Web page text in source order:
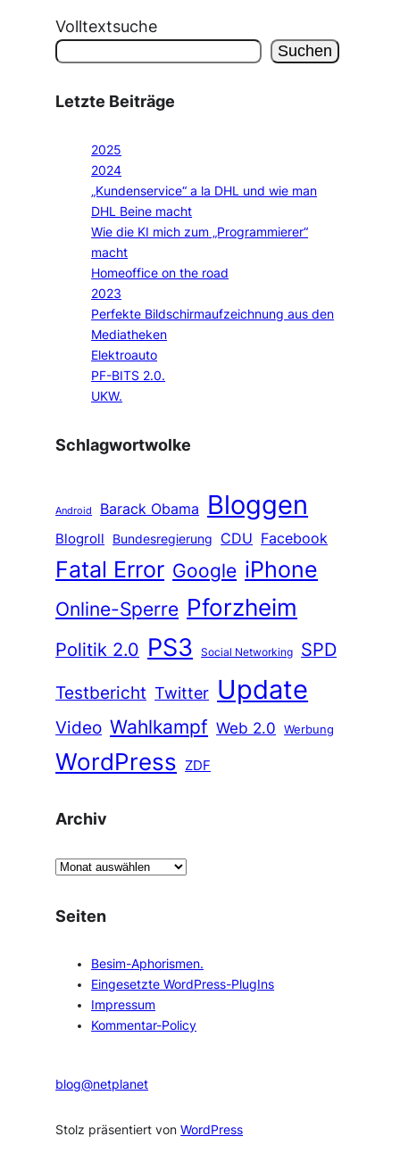
Volltextsuche
Suchen
Letzte Beiträge
2025
2024
„Kundenservice“ a la DHL und wie man
DHL Beine macht
Wie die KI mich zum „Programmierer“
macht
Homeoffice on the road
2023
Perfekte Bildschirmaufzeichnung aus den
Mediatheken
Elektroauto
PF-BITS 2.0.
UKW.
Schlagwortwolke
Android Barack Obama Bloggen
Blogroll Bundesregierung CDU Facebook
Fatal Error Google iPhone
Online-Sperre Pforzheim
Politik 2.0 PS3 Social Networking
SPD
Testbericht Twitter Update
Video Wahlkampf Web 2.0 Werbung
WordPress ZDF
Archiv
A
c
h
Seiten
Besim-Aphorismen.
Eingesetzte WordPress-PlugIns
Impressum
Kommentar-Policy
blog@netplanet
Stolz präsentiert vonWordPress